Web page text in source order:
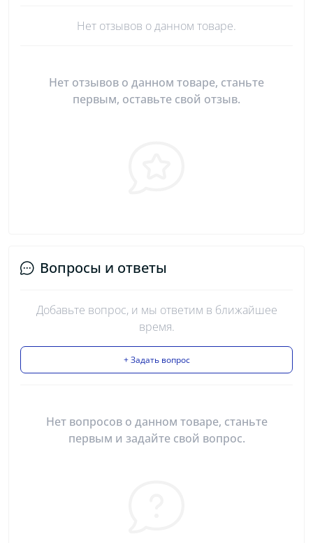
Нет отзывов о данном товаре.
Нет отзывов о данном товаре, станьте
первым, оставьте свой отзыв.
Вопросы и ответы
Добавьте вопрос, и мы ответим в ближайшее
время.
+ Задать вопрос
Нет вопросов о данном товаре, станьте
первым и задайте свой вопрос.